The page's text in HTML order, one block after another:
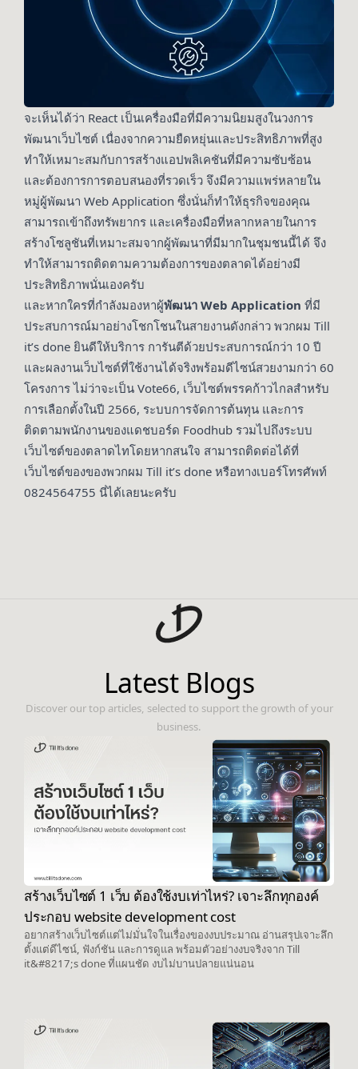
จะเห็นได้ว่า React เป็นเครื่องมือที่มีความนิยมสูงในวงการ
พัฒนาเว็บไซต์ เนื่องจากความยืดหยุ่นและประสิทธิภาพที่สูง
ทำให้เหมาะสมกับการสร้างแอปพลิเคชันที่มีความซับซ้อน
และต้องการการตอบสนองที่รวดเร็ว จึงมีความแพร่หลายใน
หมู่ผู้พัฒนา Web Application ซึ่งนั่นก็ทำให้ธุรกิจของคุณ
สามารถเข้าถึงทรัพยากร และเครื่องมือที่หลากหลายในการ
สร้างโซลูชันที่เหมาะสมจากผู้พัฒนาที่มีมากในชุมชนนี้ได้ จึง
ทำให้สามารถติดตามความต้องการของตลาดได้อย่างมี
ประสิทธิภาพนั่นเองครับ
และหากใครที่กำลังมองหาผู้พัฒนา Web Application ที่มี
ประสบการณ์มาอย่างโชกโชนในสายงานดังกล่าว พวกผม Till
it’s done ยินดีให้บริการ การันตีด้วยประสบการณ์กว่า 10 ปี
และผลงานเว็บไซต์ที่ใช้งานได้จริงพร้อมดีไซน์สวยงามกว่า 60
โครงการ ไม่ว่าจะเป็น Vote66, เว็บไซต์พรรคก้าวไกลสำหรับ
การเลือกตั้งในปี 2566, ระบบการจัดการต้นทุน และการ
ติดตามพนักงานของแดชบอร์ด Foodhub รวมไปถึงระบบ
เว็บไซต์ของตลาดไทโดยหากสนใจ สามารถติดต่อได้ที่
เว็บไซต์ของของพวกผม Till it’s done หรือทางเบอร์โทรศัพท์
0824564755 นี่ได้เลยนะครับ
Latest Blogs
Discover our top articles, selected to support the growth of your
business.
สร้างเว็บไซต์ 1 เว็บ ต้องใช้งบเท่าไหร่? เจาะลึกทุกองค์
ประกอบ website development cost
อยากสร้างเว็บไซต์แต่ไม่มั่นใจในเรื่องของงบประมาณ อ่านสรุปเจาะลึก
ตั้งแต่ดีไซน์, ฟังก์ชัน และการดูแล พร้อมตัวอย่างงบจริงจาก Till
it&#8217;s done ที่แผนชัด งบไม่บานปลายแน่นอน